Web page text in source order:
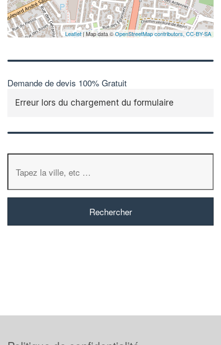
Leaflet| Map data ©OpenStreetMap contributors, CC-BY-SA
Demande de devis 100% Gratuit
Erreur lors du chargement du formulaire